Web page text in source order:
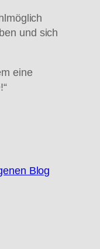
und sich
eine
Blog